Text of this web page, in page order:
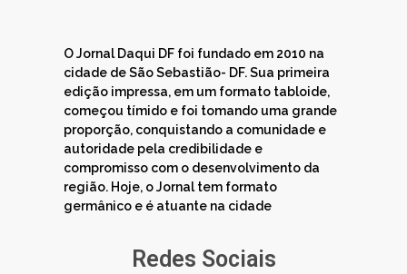
O Jornal Daqui DF foi fundado em 2010 na
cidade de São Sebastião- DF. Sua primeira
edição impressa, em um formato tabloide,
começou tímido e foi tomando uma grande
proporção, conquistando a comunidade e
autoridade pela credibilidade e
compromisso com o desenvolvimento da
região. Hoje, o Jornal tem formato
germânico e é atuante na cidade
Redes Sociais